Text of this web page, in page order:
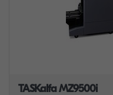
TASKalfa MZ9500i